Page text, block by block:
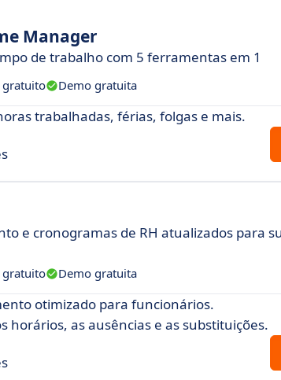
Manager
de trabalho com 5 ferramentas em 1
gratuito Demo gratuita
trabalhadas, férias, folgas e mais.
e cronogramas de RH atualizados para
gratuito Demo gratuita
otimizado para funcionários.
horários, as ausências e as substituições.